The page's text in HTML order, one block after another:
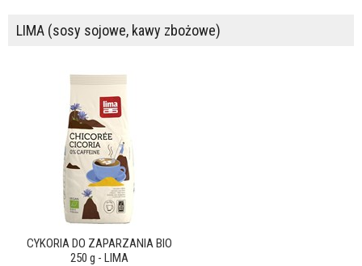
LIMA (sosy sojowe, kawy zbożowe)
CYKORIA DO ZAPARZANIA BIO
250 g - LIMA